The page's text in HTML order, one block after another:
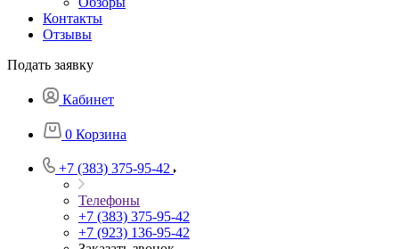
Контакты
Отзывы
Подать заявку
Кабинет
0 Корзина
+7 (383) 375-95-42
Телефоны
+7 (383) 375-95-42
+7 (923) 136-95-42